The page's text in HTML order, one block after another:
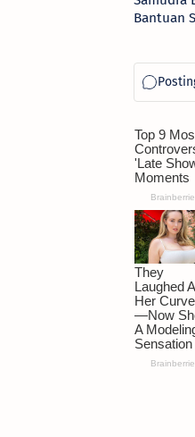
Bantuan
Terkena